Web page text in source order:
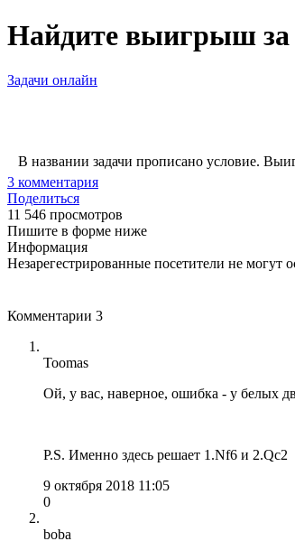
Найдите выигрыш за
Задачи онлайн
В названии задачи прописано условие.
3 комментария
Поделиться
11 546 просмотров
Пишите в форме ниже
Информация
Незарегестрированные посетители не могут
Комментарии 3
Toomas
Ой, у вас, наверное, ошибка - у белых
P.S. Именно здесь решает 1.Nf6 и 2.Qc2
9 октября 2018 11:05
0
boba